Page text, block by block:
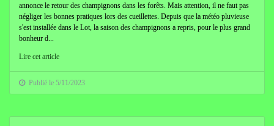
annonce le retour des champignons dans les forêts. Mais attention, il ne faut pas
négliger les bonnes pratiques lors des cueillettes. Depuis que la météo pluvieuse
s'est installée dans le Lot, la saison des champignons a repris, pour le plus grand
bonheur d...
Lire cet article
Publié le 5/11/2023